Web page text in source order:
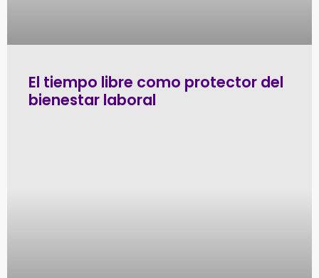
El tiempo libre como protector del
bienestar laboral